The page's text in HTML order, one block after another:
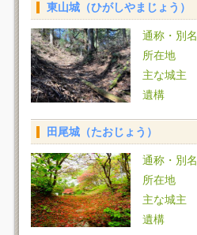
東山城（ひがしやまじょう）
通称・別名
所在地
主な城主
遺構
田尾城（たおじょう）
通称・別名
所在地
主な城主
遺構